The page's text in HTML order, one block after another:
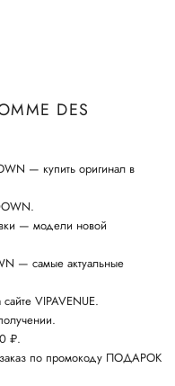
DES
— купить оригинал в
— модели новой
— самые актуальные
VIPAVENUE.
₽.
по промокоду ПОДАРОК